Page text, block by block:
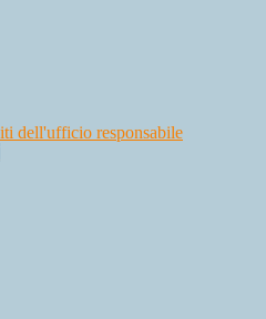
dell'ufficio responsabile